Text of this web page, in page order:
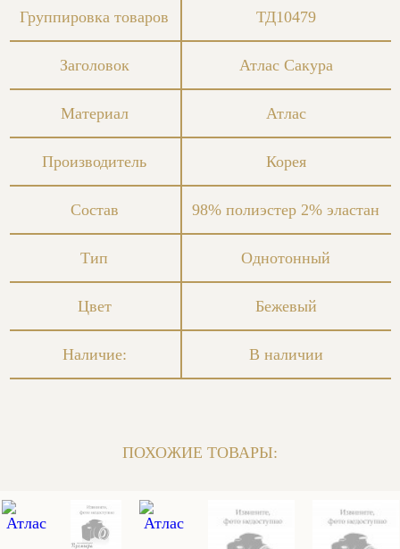
Группировка товаров ТД10479
Заголовок Атлас Сакура
Материал Атлас
Производитель Корея
Состав 98% полиэстер 2% эластан
Тип Однотонный
Цвет Бежевый
Наличие: В наличии
ПОХОЖИЕ ТОВАРЫ: